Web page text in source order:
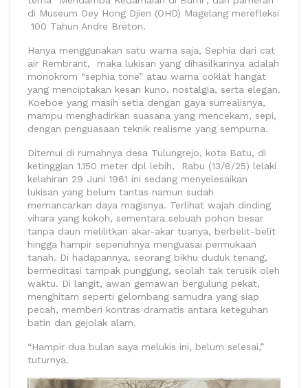
di Museum Oey Hong Djien (OHD) Magelang merefleksi
100 Tahun Andre Breton.
Hanya menggunakan satu warna saja, Sephia dari cat
air Rembrant, maka lukisan yang dihasilkannya adalah
monokrom “sephia tone” atau warna coklat hangat
yang menciptakan kesan kuno, nostalgia, serta elegan.
Koeboe yang masih setia dengan gaya surrealisnya,
mampu menghadirkan suasana yang mencekam, sepi,
dengan penguasaan teknik realisme yang sempurna.
Ditemui di rumahnya desa Tulungrejo, kota Batu, di
ketinggian 1.150 meter dpl lebih, Rabu (13/8/25) lelaki
kelahiran 29 Juni 1961 ini sedang menyelesaikan
lukisan yang belum tantas namun sudah
memancarkan daya magisnya. Terlihat wajah dinding
vihara yang kokoh, sementara sebuah pohon besar
tanpa daun melilitkan akar-akar tuanya, berbelit-belit
hingga hampir sepenuhnya menguasai permukaan
tanah. Di hadapannya, seorang bikhu duduk tenang,
bermeditasi tampak punggung, seolah tak terusik oleh
waktu. Di langit, awan gemawan bergulung pekat,
menghitam seperti gelombang samudra yang siap
pecah, memberi kontras dramatis antara keteguhan
batin dan gejolak alam.
“Hampir dua bulan saya melukis ini, belum selesai,”
tuturnya.